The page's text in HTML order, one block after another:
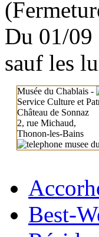
Du 01/09
sauf les
Musée du Chablais -
Service Culture et
Château de Sonnaz
2, rue Michaud,
Thonon-les-Bains
Best-